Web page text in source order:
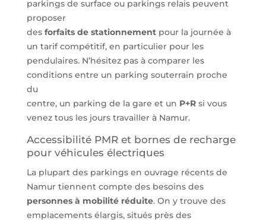
parkings de surface ou parkings relais peuvent
proposer
des forfaits de stationnementpour la journée à
un tarif compétitif, en particulier pour les
pendulaires. N’hésitez pas à comparer les
conditions entre un parking souterrain proche
du
centre, un parking de la gare et un P+Rsi vous
venez tous les jours travailler à Namur.
Accessibilité PMR et bornes de recharge
pour véhicules électriques
La plupart des parkings en ouvrage récents de
Namur tiennent compte des besoins des
personnes à mobilité réduite. On y trouve des
emplacements élargis, situés près des